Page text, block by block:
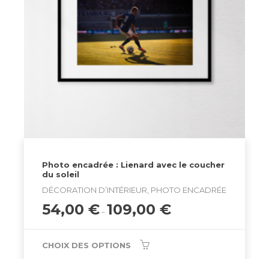
Photo encadrée : Lienard avec le coucher
du soleil
DÉCORATION D’INTÉRIEUR, PHOTO ENCADRÉE
54,00 € – 109,00 €
CHOIX DES OPTIONS